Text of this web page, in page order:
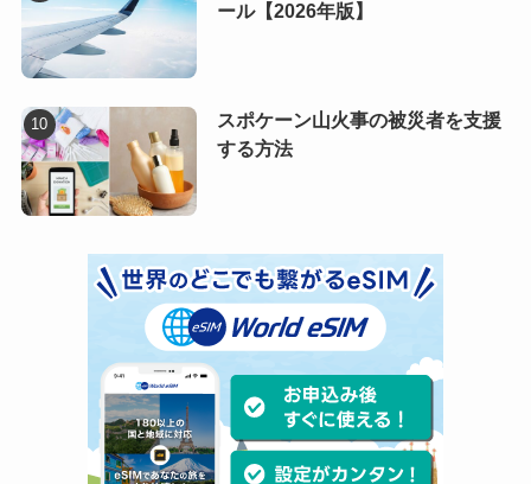
ール【2026年版】
スポケーン山火事の被災者を支援
する方法